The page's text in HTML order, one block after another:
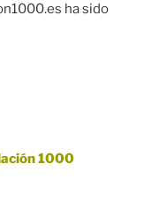
ha sido
1000